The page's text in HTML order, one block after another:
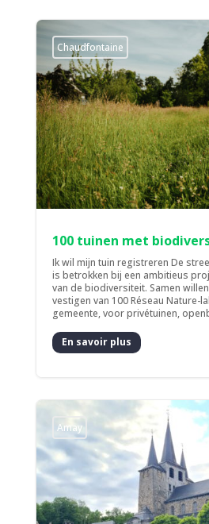
Chaudfontaine
100 tuinen met
Ik wil mijn tuin registreren De
is betrokken bij een ambitieus
van de biodiversiteit. Samen
vestigen van 100 Réseau Nature-
gemeente, voor privétuinen,
En savoir plus
Amay